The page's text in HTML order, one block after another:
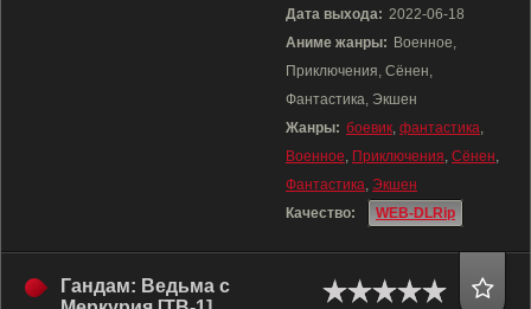
Дата выхода: 2022-06-18
Аниме жанры: Военное,
Приключения, Сёнен,
Фантастика, Экшен
Жанры: боевик, фантастика,
Военное, Приключения, Сёнен,
Фантастика, Экшен
Качество:
WEB-DLRip
Гандам: Ведьма с